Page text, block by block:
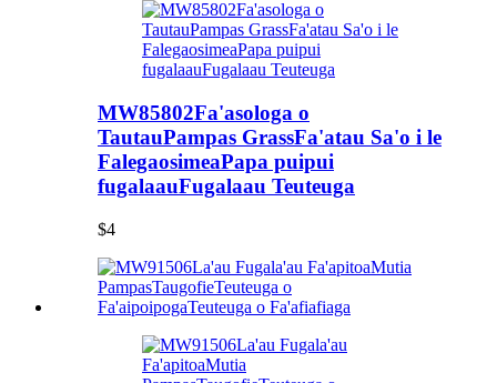
MW85802Fa'asologa o
TautauPampas GrassFa'atau Sa'o i le
FalegaosimeaPapa puipui
fugalaauFugalaau Teuteuga
$4